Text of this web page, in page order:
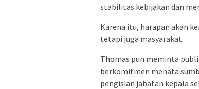
stabilitas kebijakan dan
Karena itu, harapan akan
tetapi juga masyarakat.
Thomas pun meminta
berkomitmen menata
pengisian jabatan kepala